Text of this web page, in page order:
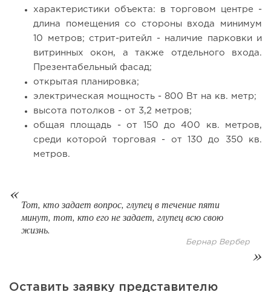
От стартапа за 30 тысяч рублей до бизнеса стоимостью
миллиарды:...
характеристики объекта: в торговом центре -
длина помещения со стороны входа минимум
10 метров; стрит-ритейл - наличие парковки и
витринных окон, а также отдельного входа.
Презентабельный фасад;
открытая планировка;
электрическая мощность - 800 Вт на кв. метр;
высота потолков - от 3,2 метров;
общая площадь - от 150 до 400 кв. метров,
среди которой торговая - от 130 до 350 кв.
метров.
Тот, кто задает вопрос, глупец в течение пяти
минут, тот, кто его не задает, глупец всю свою
жизнь.
Бернар Вербер
Оставить заявку представителю